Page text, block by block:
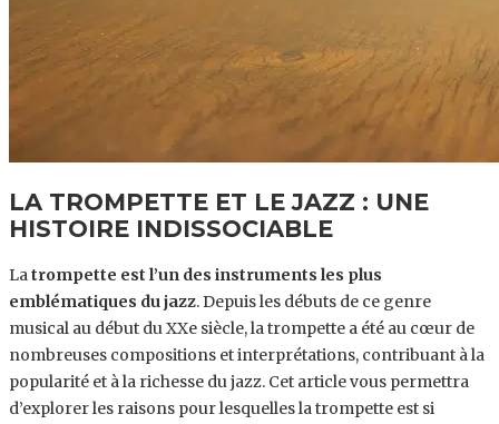
LA TROMPETTE ET LE JAZZ : UNE
HISTOIRE INDISSOCIABLE
Latrompette est l’un des instruments les plus
emblématiques du jazz. Depuis les débuts de ce genre
musical au début du XXe siècle, la trompette a été au cœur de
nombreuses compositions et interprétations, contribuant à la
popularité et à la richesse du jazz. Cet article vous permettra
d’explorer les raisons pour lesquelles la trompette est si